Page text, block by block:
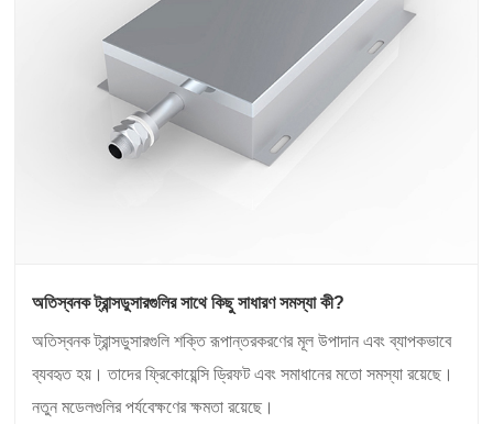
অতিস্বনক ট্রান্সডুসারগুলির সাথে কিছু সাধারণ সমস্যা কী?
অতিস্বনক ট্রান্সডুসারগুলি শক্তি রূপান্তরকরণের মূল উপাদান এবং ব্যাপকভাবে
ব্যবহৃত হয়। তাদের ফ্রিকোয়েন্সি ড্রিফট এবং সমাধানের মতো সমস্যা রয়েছে।
নতুন মডেলগুলির পর্যবেক্ষণের ক্ষমতা রয়েছে।